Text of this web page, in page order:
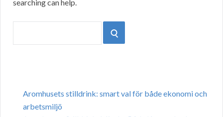
searching can help.
SEARCH
Aromhusets stilldrink: smart val för både ekonomi och
arbetsmiljö